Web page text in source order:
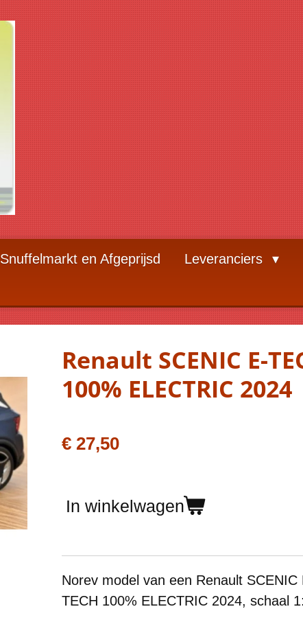
Snuffelmarkt en Afgeprijsd
Leveranciers
Renault SCENIC E-
100% ELECTRIC 2024
€ 27,50
In winkelwagen
Norev model van een Renault SCENIC
TECH 100% ELECTRIC 2024, schaal